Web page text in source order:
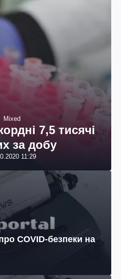
Mixed
7,5 тисячі
за добу
11:29
СOVID-безпеки на